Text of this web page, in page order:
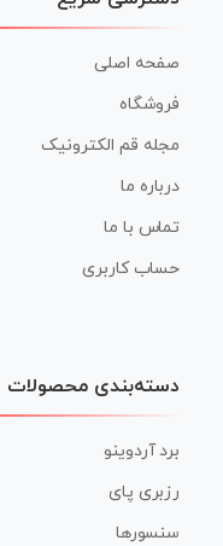
صفحه اصلی
فروشگاه
مجله قم الکترونیک
درباره ما
تماس با ما
حساب کاربری
دسته‌بندی محصولات
برد آردوینو
رزبری پای
سنسورها